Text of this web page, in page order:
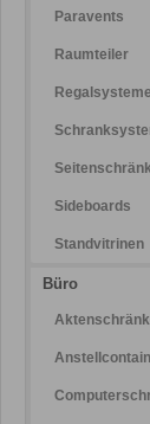
Paravents
Raumteiler
Regalsysteme
Sideboards
Standvitrinen
Büro